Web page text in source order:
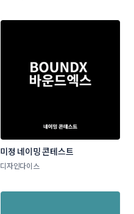
미정 네이밍 콘테스트
디자인다이스